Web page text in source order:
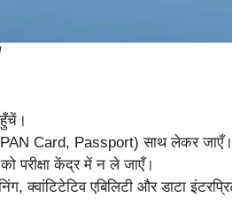
PAN Card, Passport) साथ लेकर जाएँ।
परीक्षा केंद्र में न ले जाएँ।
क्वांटिटेटिव एबिलिटी और डाटा